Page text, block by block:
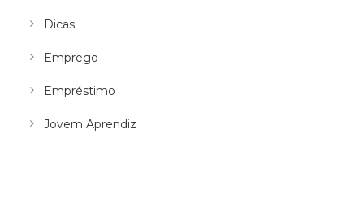
Dicas
Emprego
Empréstimo
Jovem Aprendiz